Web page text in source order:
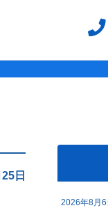
日
2026年8月6